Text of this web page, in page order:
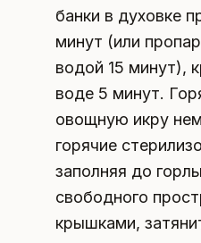
банки в духовке
минут (или
водой 15 минут),
воде 5 минут.
овощную икру
горячие
заполняя до
свободного
крышками,